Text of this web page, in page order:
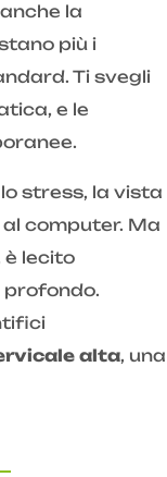
la
più i
Ti svegli
e le
stress, la vista
computer. Ma
lecito
profondo.
alta, una